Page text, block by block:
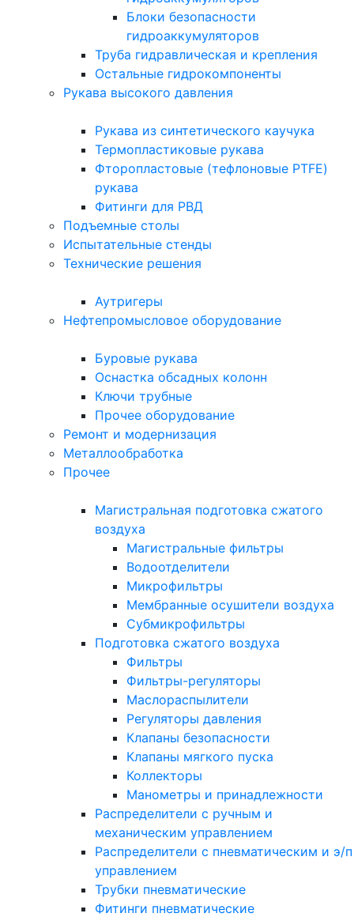
Блоки безопасности
гидроаккумуляторов
Труба гидравлическая и крепления
Остальные гидрокомпоненты
Рукава высокого давления
Рукава из синтетического каучука
Термопластиковые рукава
Фторопластовые (тефлоновые PTFE)
рукава
Фитинги для РВД
Подъемные столы
Испытательные стенды
Технические решения
Аутригеры
Нефтепромысловое оборудование
Буровые рукава
Оснастка обсадных колонн
Ключи трубные
Прочее оборудование
Ремонт и модернизация
Металлообработка
Прочее
Магистральная подготовка сжатого
воздуха
Магистральные фильтры
Водоотделители
Микрофильтры
Мембранные осушители воздуха
Субмикрофильтры
Подготовка сжатого воздуха
Фильтры
Фильтры-регуляторы
Маслораспылители
Регуляторы давления
Клапаны безопасности
Клапаны мягкого пуска
Коллекторы
Манометры и принадлежности
Распределители с ручным и
механическим управлением
Распределители с пневматическим и э/п
управлением
Трубки пневматические
Фитинги пневматические